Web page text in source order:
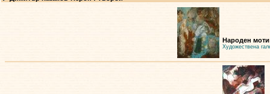
Народен
Художествена